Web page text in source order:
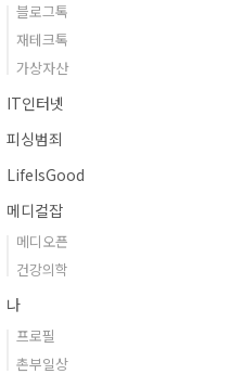
블로그톡
재테크톡
가상자산
IT인터넷
피싱범죄
LifeIsGood
메디컬잡
메디오픈
건강의학
나
프로필
촌부일상